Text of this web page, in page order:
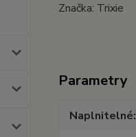
Značka: Trixie
Parametry
Naplnitelné